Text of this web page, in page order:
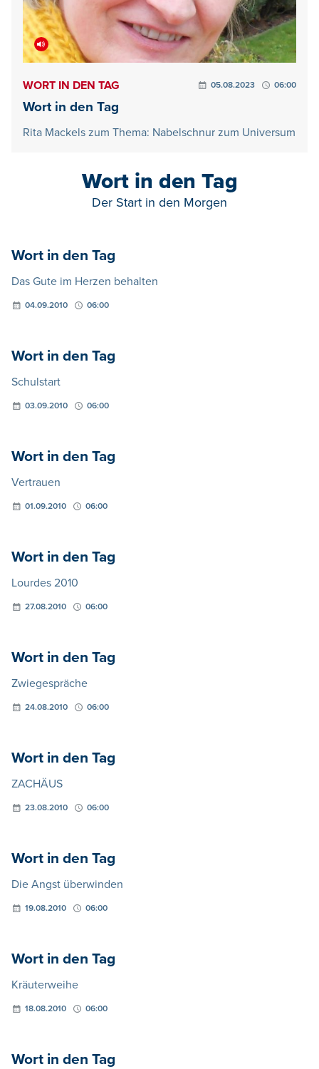
WORT IN DEN TAG 05.08.2023 06:00
Wort in den Tag
Rita Mackels zum Thema: Nabelschnur zum Universum
Wort in den Tag
Der Start in den Morgen
Wort in den Tag
Das Gute im Herzen behalten
04.09.2010 06:00
Wort in den Tag
Schulstart
03.09.2010 06:00
Wort in den Tag
Vertrauen
01.09.2010 06:00
Wort in den Tag
Lourdes 2010
27.08.2010 06:00
Wort in den Tag
Zwiegespräche
24.08.2010 06:00
Wort in den Tag
ZACHÄUS
23.08.2010 06:00
Wort in den Tag
Die Angst überwinden
19.08.2010 06:00
Wort in den Tag
Kräuterweihe
18.08.2010 06:00
Wort in den Tag